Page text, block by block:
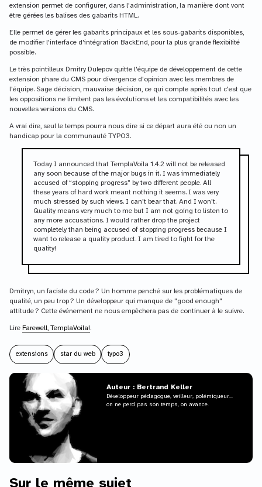
extension permet de configurer, dans l'administration, la manière dont vont
être gérées les balises des gabarits HTML.
Elle permet de gérer les gabarits principaux et les sous-gabarits disponibles,
de modifier l'interface d'intégration BackEnd, pour la plus grande flexibilité
possible.
Le très pointilleux Dmitry Dulepov quitte l'équipe de développement de cette
extension phare du CMS pour divergence d'opinion avec les membres de
l'équipe. Sage décision, mauvaise décision, ce qui compte après tout c'est que
les oppositions ne limitent pas les évolutions et les compatibilités avec les
nouvelles versions du CMS.
A vrai dire, seul le temps pourra nous dire si ce départ aura été ou non un
handicap pour la communauté TYPO3.
Today I announced that TemplaVoila 1.4.2 will not be released
any soon because of the major bugs in it. I was immediately
accused of “stopping progress” by two different people. All
these years of hard work meant nothing it seems. I was very
much stressed by such views. I can’t bear that. And I won’t.
Quality means very much to me but I am not going to listen to
any more accusations. I would rather drop the project
completely than being accused of stopping progress because I
want to release a quality product. I am tired to fight for the
quality!
Dmitryn, un faciste du code ? Un homme penché sur les problématiques de
qualité, un peu trop ? Un développeur qui manque de "good enough"
attitude ? Cette événement ne nous empêchera pas de continuer à le suivre.
Lire Farewell, TemplaVoila!.
extensions star du web typo3
Auteur : Bertrand Keller
Développeur pédagogue, veilleur, polémiqueur...
on ne perd pas son temps, on avance.
Sur le même sujet